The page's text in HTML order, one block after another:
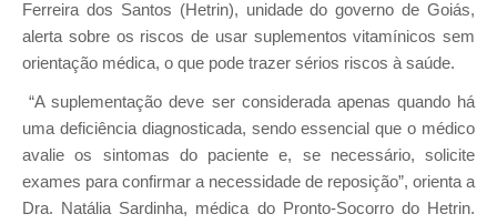
Ferreira dos Santos (Hetrin), unidade do governo de Goiás,
alerta sobre os riscos de usar suplementos vitamínicos sem
orientação médica, o que pode trazer sérios riscos à saúde.
“A suplementação deve ser considerada apenas quando há
uma deficiência diagnosticada, sendo essencial que o médico
avalie os sintomas do paciente e, se necessário, solicite
exames para confirmar a necessidade de reposição”, orienta a
Dra. Natália Sardinha, médica do Pronto-Socorro do Hetrin.